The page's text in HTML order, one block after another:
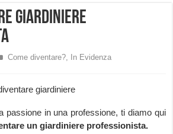
Giardiniere
Come diventare?,
In Evidenza
passione in una professione, ti diamo qui
un giardiniere professionista.